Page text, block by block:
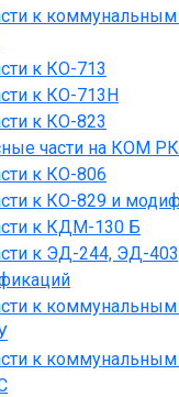
к
к КО-713
к КО-713Н
к КО-823
части на КОМ
к КО-806
к КО-829 и
к КДМ-130 Б
к ЭД-244, ЭД-
к
к